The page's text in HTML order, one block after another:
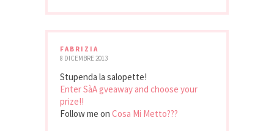
FABRIZIA
8 DICEMBRE 2013
Stupenda la salopette!
Enter SàA gveaway and choose your
prize!!
Follow me on Cosa Mi Metto???